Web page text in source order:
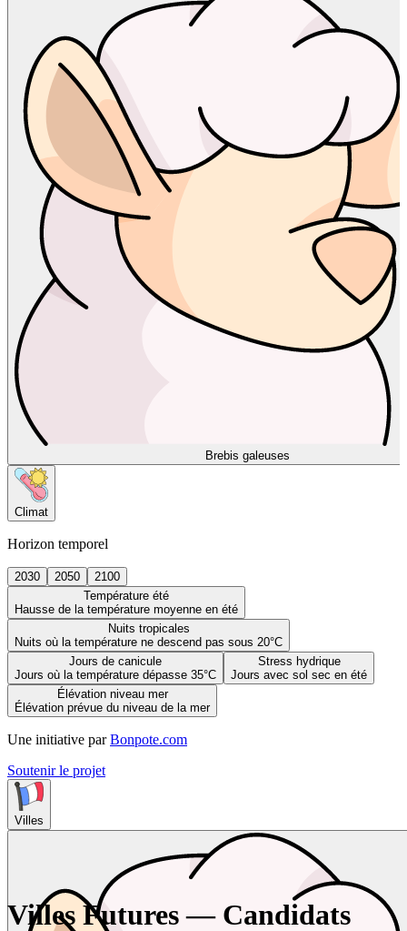
Brebis galeuses
Climat
Horizon temporel
2030 2050
2100
Température été
Hausse de la température moyenne en été
Nuits tropicales
Nuits où la température ne descend pas sous 20°C
Jours de canicule
Jours où la température dépasse 35°C
Stress hydrique
Jours avec sol sec en été
Élévation niveau mer
Élévation prévue du niveau de la mer
Une initiative par Bonpote.com
Soutenir le projet
Villes
Villes Futures — Candidats